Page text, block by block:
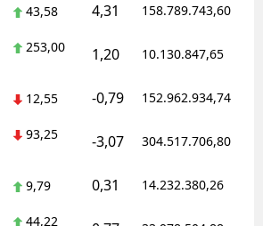
43,58 4,31 158.789.743,60
253,00 1,20 10.130.847,65
12,55 -0,79 152.962.934,74
93,25 -3,07 304.517.706,80
9,79 0,31 14.232.380,26
44,22